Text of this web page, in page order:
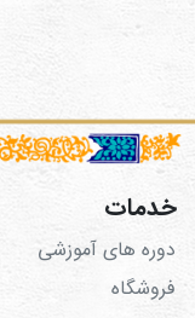
خدمات
دوره های آموزشی
فروشگاه